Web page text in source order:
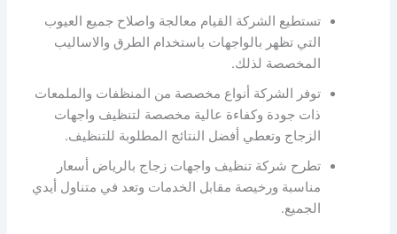
تستطيع الشركة القيام معالجة واصلاح جميع العيوب
التي تظهر بالواجهات باستخدام الطرق والاساليب
المخصصة لذلك.
توفر الشركة أنواع مخصصة من المنظفات والملمعات
ذات جودة وكفاءة عالية مخصصة لتنظيف واجهات
الزجاج وتعطي أفضل النتائج المطلوبة للتنظيف.
تطرح شركة تنظيف واجهات زجاج بالرياض أسعار
مناسبة ورخيصة مقابل الخدمات وتعد في متناول أيدي
الجميع.